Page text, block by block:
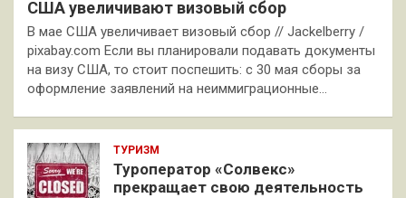
США увеличивают визовый сбор
В мае США увеличивает визовый сбор // Jackelberry /
pixabay.com Если вы планировали подавать документы
на визу США, то стоит поспешить: с 30 мая сборы за
оформление заявлений на неиммиграционные…
ТУРИЗМ
Туроператор «Солвекс»
прекращает свою деятельность